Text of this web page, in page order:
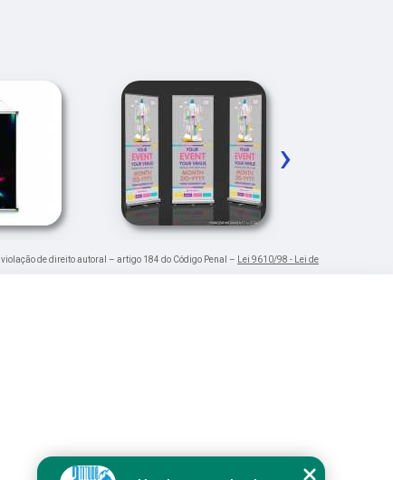
›
de direito autoral – artigo 184 do Código Penal –
Lei 9610/98 - Lei de